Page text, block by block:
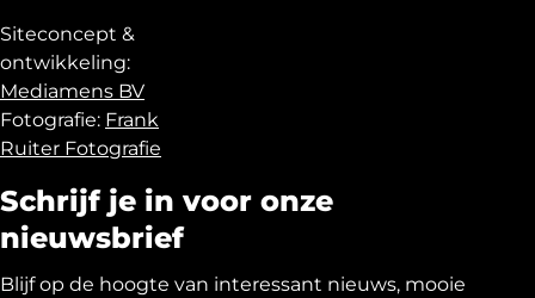
Siteconcept &
ontwikkeling:
Mediamens BV
Fotografie: Frank
Ruiter Fotografie
Schrijf je in voor onze
nieuwsbrief
Blijf op de hoogte van interessant nieuws, mooie